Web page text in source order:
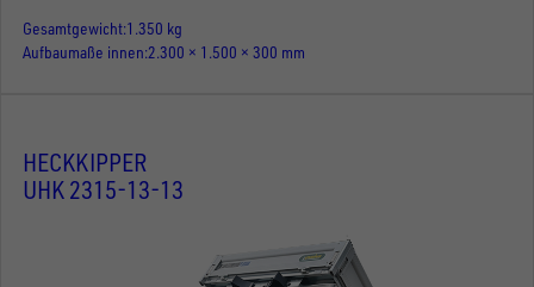
Gesamtgewicht 1.350 kg
Aufbaumaße innen 2.300 × 1.500 × 300 mm
HECKKIPPER
UHK 2315-13-13